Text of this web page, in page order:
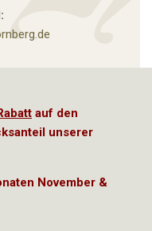
auf den
unserer
November &